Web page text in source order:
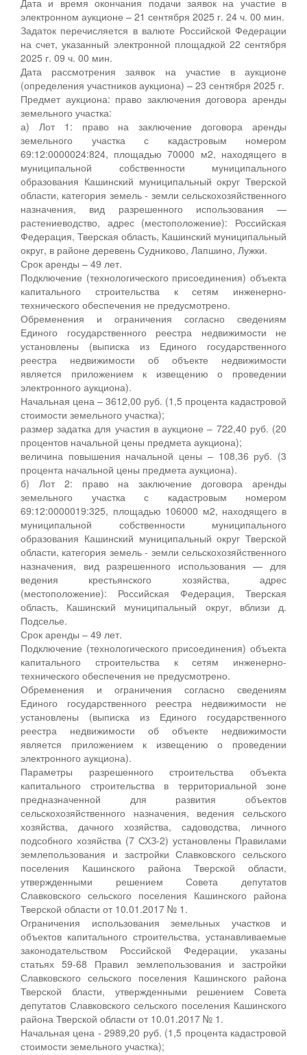
электронном аукционе – 21 сентября 2025 г. 24 ч. 00 мин.
Задаток перечисляется в валюте Российской Федерации
на счет, указанный электронной площадкой 22 сентября
2025 г. 09 ч. 00 мин.
Дата рассмотрения заявок на участие в аукционе
(определения участников аукциона) – 23 сентября 2025 г.
Предмет аукциона: право заключения договора аренды
земельного участка:
а) Лот 1: право на заключение договора аренды
земельного участка с кадастровым номером
69:12:0000024:824, площадью 70000 м2, находящего в
муниципальной собственности муниципального
образования Кашинский муниципальный округ Тверской
области, категория земель - земли сельскохозяйственного
назначения, вид разрешенного использования —
растениеводство, адрес (местоположение): Российская
Федерация, Тверская область, Кашинский муниципальный
округ, в районе деревень Судниково, Лапшино, Лужки.
Срок аренды – 49 лет.
Подключение (технологического присоединения) объекта
капитального строительства к сетям инженерно-
технического обеспечения не предусмотрено.
Обременения и ограничения согласно сведениям
Единого государственного реестра недвижимости не
установлены (выписка из Единого государственного
реестра недвижимости об объекте недвижимости
является приложением к извещению о проведении
электронного аукциона).
Начальная цена – 3612,00 руб. (1,5 процента кадастровой
стоимости земельного участка);
размер задатка для участия в аукционе – 722,40 руб. (20
процентов начальной цены предмета аукциона);
величина повышения начальной цены – 108,36 руб. (3
процента начальной цены предмета аукциона).
б) Лот 2: право на заключение договора аренды
земельного участка с кадастровым номером
69:12:0000019:325, площадью 106000 м2, находящего в
муниципальной собственности муниципального
образования Кашинский муниципальный округ Тверской
области, категория земель - земли сельскохозяйственного
назначения, вид разрешенного использования — для
ведения крестьянского хозяйства, адрес
(местоположение): Российская Федерация, Тверская
область, Кашинский муниципальный округ, вблизи д.
Подселье.
Срок аренды – 49 лет.
Подключение (технологического присоединения) объекта
капитального строительства к сетям инженерно-
технического обеспечения не предусмотрено.
Обременения и ограничения согласно сведениям
Единого государственного реестра недвижимости не
установлены (выписка из Единого государственного
реестра недвижимости об объекте недвижимости
является приложением к извещению о проведении
электронного аукциона).
Параметры разрешенного строительства объекта
капитального строительства в территориальной зоне
предназначенной для развития объектов
сельскохозяйственного назначения, ведения сельского
хозяйства, дачного хозяйства, садоводства, личного
подсобного хозяйства (7 СХЗ-2) установлены Правилами
землепользования и застройки Славковского сельского
поселения Кашинского района Тверской области,
утвержденными решением Совета депутатов
Славковского сельского поселения Кашинского района
Тверской области от 10.01.2017 № 1.
Ограничения использования земельных участков и
объектов капитального строительства, устанавливаемые
законодательством Российской Федерации, указаны
статьях 59-68 Правил землепользования и застройки
Славковского сельского поселения Кашинского района
Тверской бласти, утвержденными решением Совета
депутатов Славковского сельского поселения Кашинского
района Тверской области от 10.01.2017 № 1.
Начальная цена - 2989,20 руб. (1,5 процента кадастровой
стоимости земельного участка);